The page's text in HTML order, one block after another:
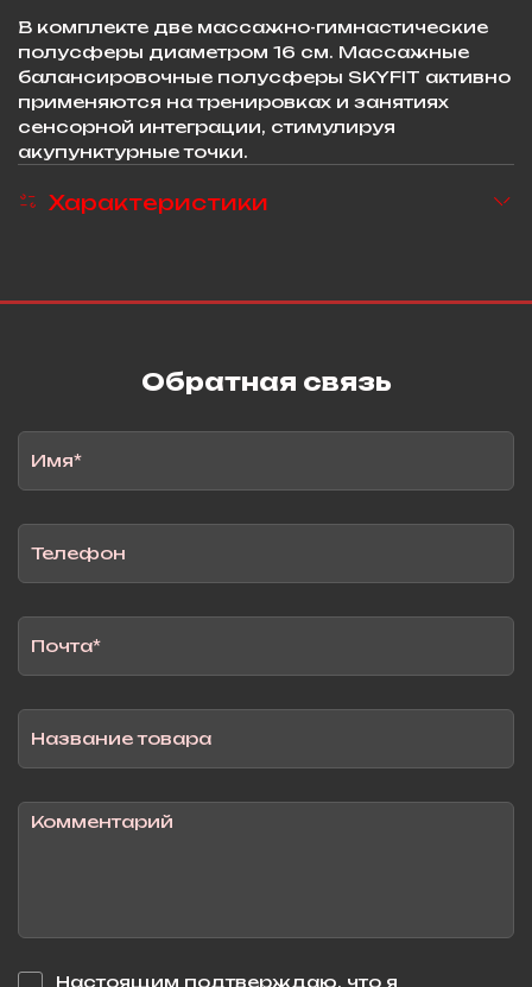
В комплекте две массажно-гимнастические
полусферы диаметром 16 см. Массажные
балансировочные полусферы SKYFIT активно
применяются на тренировках и занятиях
сенсорной интеграции, стимулируя
акупунктурные точки.
Характеристики
Обратная связь
Настоящим подтверждаю, что я